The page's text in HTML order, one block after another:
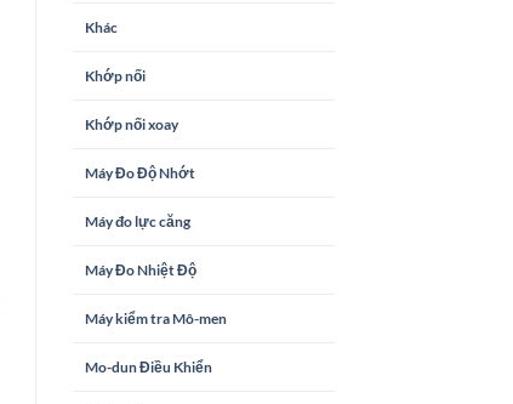
Khác
Khớp nối
Khớp nối xoay
Máy Đo Độ Nhớt
Máy đo lực căng
Máy Đo Nhiệt Độ
Máy kiểm tra Mô-men
Mo-dun Điều Khiển